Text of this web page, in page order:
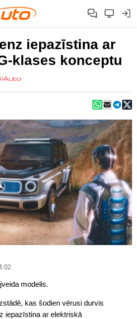
iepazīstina ar
klases konceptu
modelis.
kas šodien vērusi durvis
iepazīstina ar elektriskā